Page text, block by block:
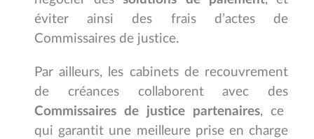
éviter ainsi des frais d’actes de
Commissaires de justice.
Par ailleurs, les cabinets de recouvrement
de créances collaborent avec des
Commissaires de justice partenaires, ce
qui garantit une meilleure prise en charge